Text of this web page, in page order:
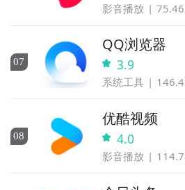
影音播放
07
QQ浏览器
3.9
系统工具
08
优酷视频
4.0
影音播放